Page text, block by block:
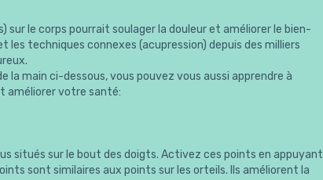
le corps pourrait soulager la douleur et améliorer le bien-
les techniques connexes (acupression) depuis des milliers
la main ci-dessous, vous pouvez vous aussi apprendre à
améliorer votre santé:
situés sur le bout des doigts. Activez ces points en appuyant
sont similaires aux points sur les orteils. Ils améliorent la